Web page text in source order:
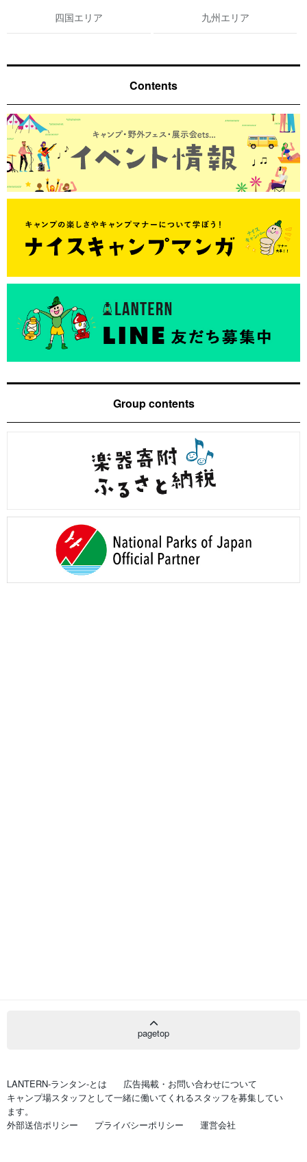
四国エリア 九州エリア
Contents
Group contents
pagetop
LANTERN-ランタン-とは
広告掲載・お問い合わせについて
キャンプ場スタッフとして一緒に働いてくれるスタッフを募集してい
ます。
外部送信ポリシー
プライバシーポリシー 運営会社